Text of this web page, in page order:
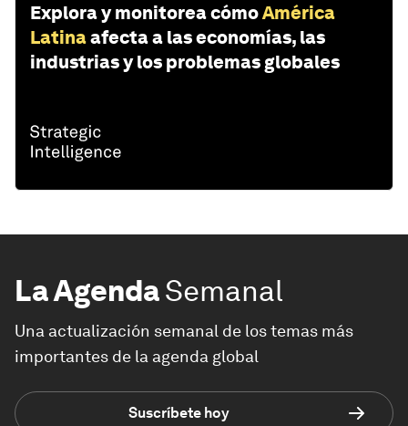
Explora y monitorea cómoAmérica
Latinaafecta a las economías, las
industrias y los problemas globales
La AgendaSemanal
Una actualización semanal de los temas más
importantes de la agenda global
Suscríbete hoy